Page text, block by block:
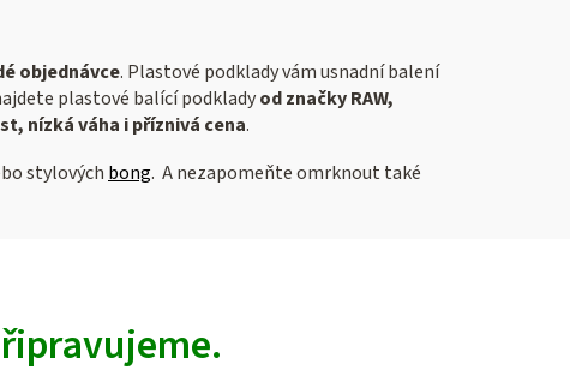
objednávce. Plastové podklady vám usnadní balení
plastové balící podkladyod značky RAW,
nízká váha i příznivá cena.
stylových bong. A nezapomeňte omrknout také